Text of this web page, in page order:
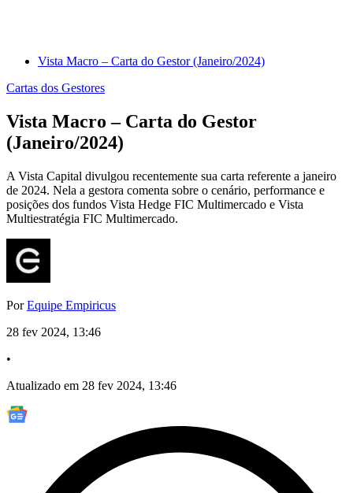
Vista Macro – Carta do Gestor (Janeiro/2024)
Cartas dos Gestores
Vista Macro – Carta do Gestor
(Janeiro/2024)
A Vista Capital divulgou recentemente sua carta referente a janeiro
de 2024. Nela a gestora comenta sobre o cenário, performance e
posições dos fundos Vista Hedge FIC Multimercado e Vista
Multiestratégia FIC Multimercado.
PorEquipe Empiricus
28 fev 2024, 13:46
•
Atualizado em 28 fev 2024, 13:46